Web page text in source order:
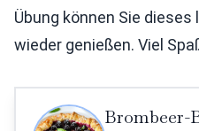
Übung können Sie
wieder genießen. Viel
Brombeer-